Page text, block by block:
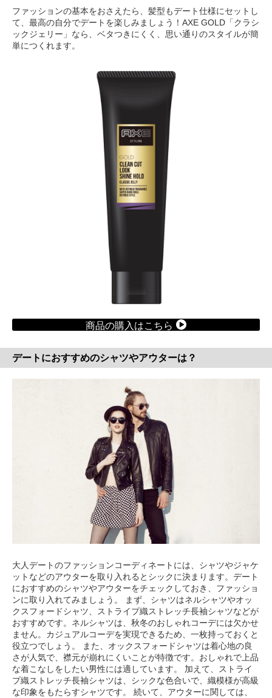
ファッションの基本をおさえたら、髪型もデート仕様にセットし
て、最高の自分でデートを楽しみましょう！AXE GOLD「クラシ
ックジェリー」なら、ベタつきにくく、思い通りのスタイルが簡
単につくれます。
商品の購入はこちら
デートにおすすめのシャツやアウターは？
大人デートのファッションコーディネートには、シャツやジャケ
ットなどのアウターを取り入れるとシックに決まります。デート
におすすめのシャツやアウターをチェックしておき、ファッショ
ンに取り入れてみましょう。 まず、シャツはネルシャツやオッ
クスフォードシャツ、ストライプ織ストレッチ長袖シャツなどが
おすすめです。ネルシャツは、秋冬のおしゃれコーデには欠かせ
ません。カジュアルコーデを実現できるため、一枚持っておくと
役立つでしょう。 また、オックスフォードシャツは着心地の良
さが人気で、襟元が崩れにくいことが特徴です。おしゃれで上品
な着こなしをしたい男性には適しています。 加えて、ストライ
プ織ストレッチ長袖シャツは、シックな色合いで、織模様が高級
な印象をもたらすシャツです。 続いて、アウターに関しては、